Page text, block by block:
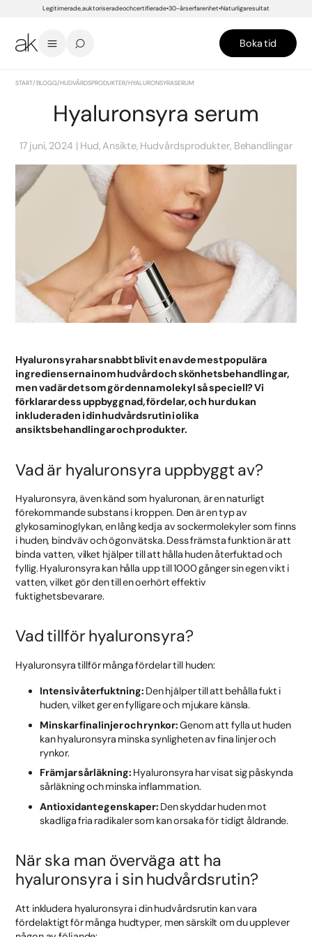
Legitimerade, auktoriserade och certifierade 30-års erfarenhet Naturliga resultat
Boka tid
START/BLOGG/HUDVÅRDSPRODUKTER/HYALURONSYRA SERUM
Hyaluronsyra serum
17 juni, 2024 Hud, Ansikte, Hudvårdsprodukter, Behandlingar
Hyaluronsyra har snabbt blivit en av de mest populära
ingredienserna inom hudvård och skönhetsbehandlingar,
men vad är det som gör denna molekyl så speciell? Vi
förklarar dess uppbyggnad, fördelar, och hur du kan
inkludera den i din hudvårdsrutin i olika
ansiktsbehandlingar och produkter.
Vad är hyaluronsyra uppbyggt av?
Hyaluronsyra, även känd som hyaluronan, är en naturligt
förekommande substans i kroppen. Den är en typ av
glykosaminoglykan, en lång kedja av sockermolekyler som finns
i huden, bindväv och ögonvätska. Dess främsta funktion är att
binda vatten, vilket hjälper till att hålla huden återfuktad och
fyllig. Hyaluronsyra kan hålla upp till 1000 gånger sin egen vikt i
vatten, vilket gör den till en oerhört effektiv
fuktighetsbevarare.
Vad tillför hyaluronsyra?
Hyaluronsyra tillför många fördelar till huden:
Intensiv återfuktning: Den hjälper till att behålla fukt i
huden, vilket ger en fylligare och mjukare känsla.
Minskar fina linjer och rynkor:Genom att fylla ut huden
kan hyaluronsyra minska synligheten av fina linjer och
rynkor.
Främjar sårläkning: Hyaluronsyra har visat sig påskynda
sårläkning och minska inflammation.
Antioxidant egenskaper: Den skyddar huden mot
skadliga fria radikaler som kan orsaka för tidigt åldrande.
När ska man överväga att ha
hyaluronsyra i sin hudvårdsrutin?
Att inkludera hyaluronsyra i din hudvårdsrutin kan vara
fördelaktigt för många hudtyper, men särskilt om du upplever